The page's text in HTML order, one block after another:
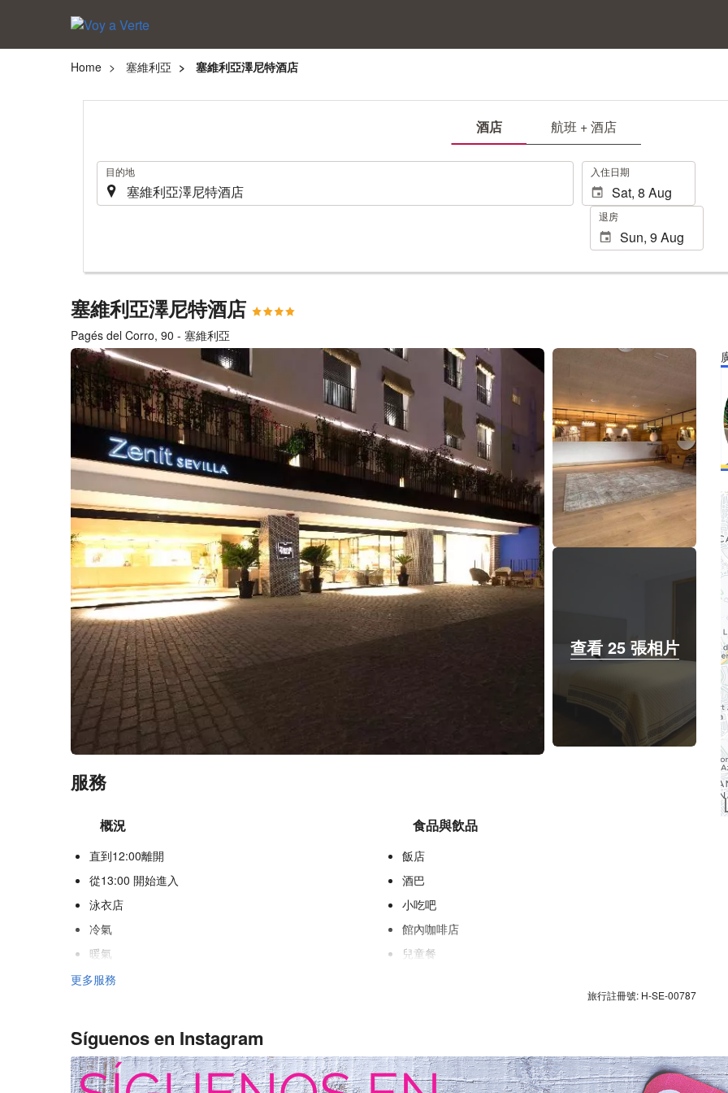
Home 塞維利亞 塞維利亞澤尼特酒店
酒店 航班 + 酒店
. 目的地 . 入住日期
退房
塞維利亞澤尼特酒店
Pagés del Corro, 90 - 塞維利亞
查看 25 張相片
查看 25 張相片
服務
概況
直到12:00離開
從13:00 開始進入
泳衣店
冷氣
暖氣
電梯
全面禁煙
隔音客房
食品與飲品
飯店
酒巴
小吃吧
館內咖啡店
兒童餐
更多服務
旅行註冊號: H-SE-00787
Síguenos en Instagram